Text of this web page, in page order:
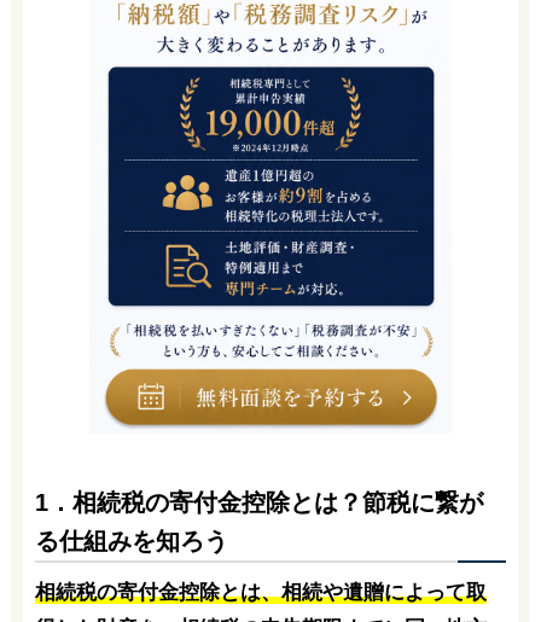
1．相続税の寄付金控除とは？節税に繋が
る仕組みを知ろう
相続税の寄付金控除とは、相続や遺贈によって取